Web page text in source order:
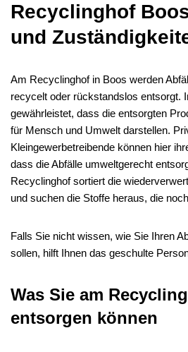
Recyclinghof
und
Am Recyclinghof in Boos werden
recycelt oder rückstandslos entsorgt.
gewährleistet, dass die entsorgten
für Mensch und Umwelt darstellen.
Kleingewerbetreibende können hier
dass die Abfälle umweltgerecht
Recyclinghof sortiert die
und suchen die Stoffe heraus, die
Falls Sie nicht wissen, wie Sie Ihren
sollen, hilft Ihnen das geschulte
Was Sie am
entsorgen können